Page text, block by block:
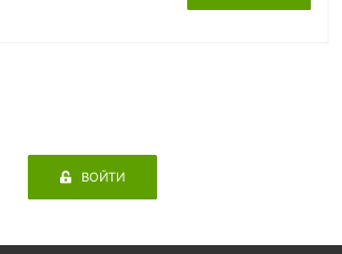
ВОЙТИ